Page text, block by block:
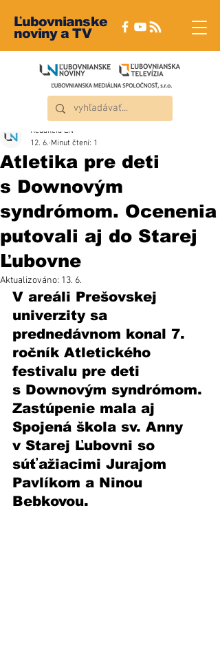
Ľubovnianske
noviny a TV
Atletika pre deti
s Downovým
syndrómom. Ocenenia
putovali aj do Starej
Ľubovne
Redakcia ĽN
12. 6. Minut čtení: 1
Aktualizováno: 13. 6.
V areáli Prešovskej
univerzity sa
prednedávnom konal 7.
ročník Atletického
festivalu pre deti
s Downovým syndrómom.
Zastúpenie mala aj
Spojená škola sv. Anny
v Starej Ľubovni so
súťažiacimi Jurajom
Pavlíkom a Ninou
Bebkovou.